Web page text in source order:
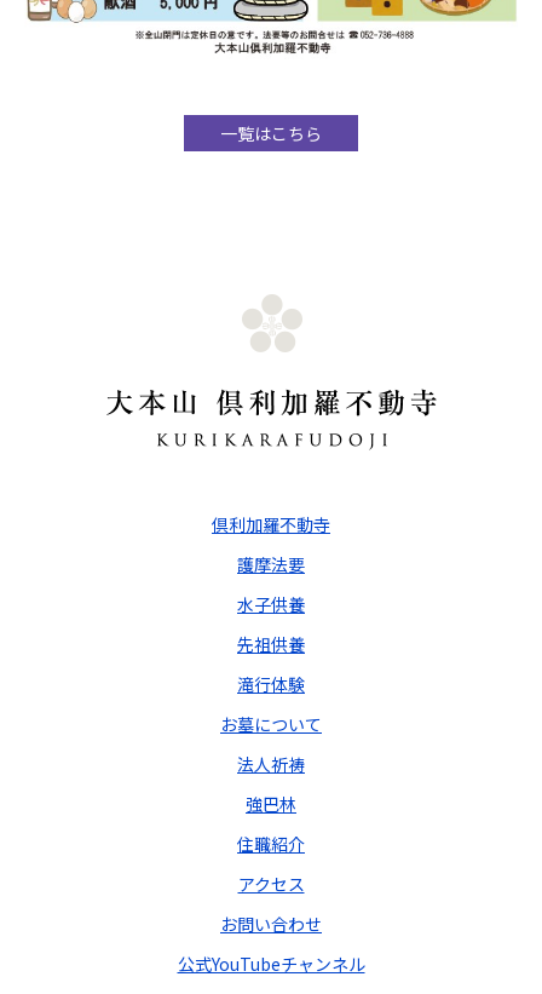
一覧はこちら
倶利加羅不動寺
護摩法要
水子供養
先祖供養
滝行体験
お墓について
法人祈祷
強巴林
住職紹介
アクセス
お問い合わせ
公式YouTubeチャンネル